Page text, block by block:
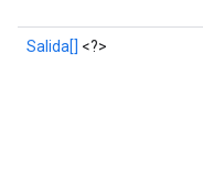
Salida[] <?>